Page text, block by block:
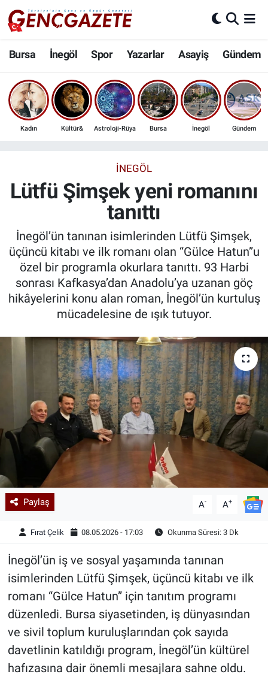
Bursa İnegöl Spor Yazarlar Asayiş Gündem
Kadın Kültür& Astroloji-Rüya Bursa İnegöl Gündem
İNEGÖL
Lütfü Şimşek yeni romanını
tanıttı
İnegöl’ün tanınan isimlerinden Lütfü Şimşek,
üçüncü kitabı ve ilk romanı olan “Gülce Hatun”u
özel bir programla okurlara tanıttı. 93 Harbi
sonrası Kafkasya’dan Anadolu’ya uzanan göç
hikâyelerini konu alan roman, İnegöl’ün kurtuluş
mücadelesine de ışık tutuyor.
Paylaş A- A+
Fırat Çelik 08.05.2026 - 17:03 Okunma Süresi: 3 Dk
İnegöl’ün iş ve sosyal yaşamında tanınan
isimlerinden Lütfü Şimşek, üçüncü kitabı ve ilk
romanı “Gülce Hatun” için tanıtım programı
düzenledi. Bursa siyasetinden, iş dünyasından
ve sivil toplum kuruluşlarından çok sayıda
davetlinin katıldığı program, İnegöl’ün kültürel
hafızasına dair önemli mesajlara sahne oldu.
Bursa
İnegöl
3.SAYFA
Ekonomi
Güncel
İnanç
Kadın & Aile
Kültür & Sanat
Sağlık
Siyaset
Teknoloji
Yazarlar
Astroloji-Rüya
Nöbetçi Eczaneler
Hava Durumu
Trafik Durumu
Son Dakika Haberleri
Haber Arşivi